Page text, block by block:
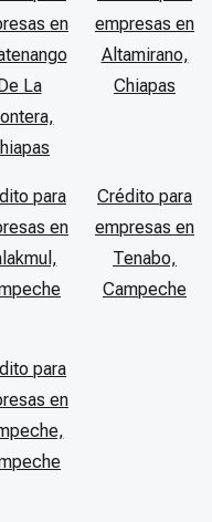
en
La
empresas en
Altamirano,
Chiapas
para
en
Crédito para
empresas en
Tenabo,
Campeche
para
en